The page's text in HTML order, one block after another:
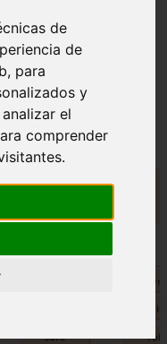
de
de
para
y
el
comprender
Perros